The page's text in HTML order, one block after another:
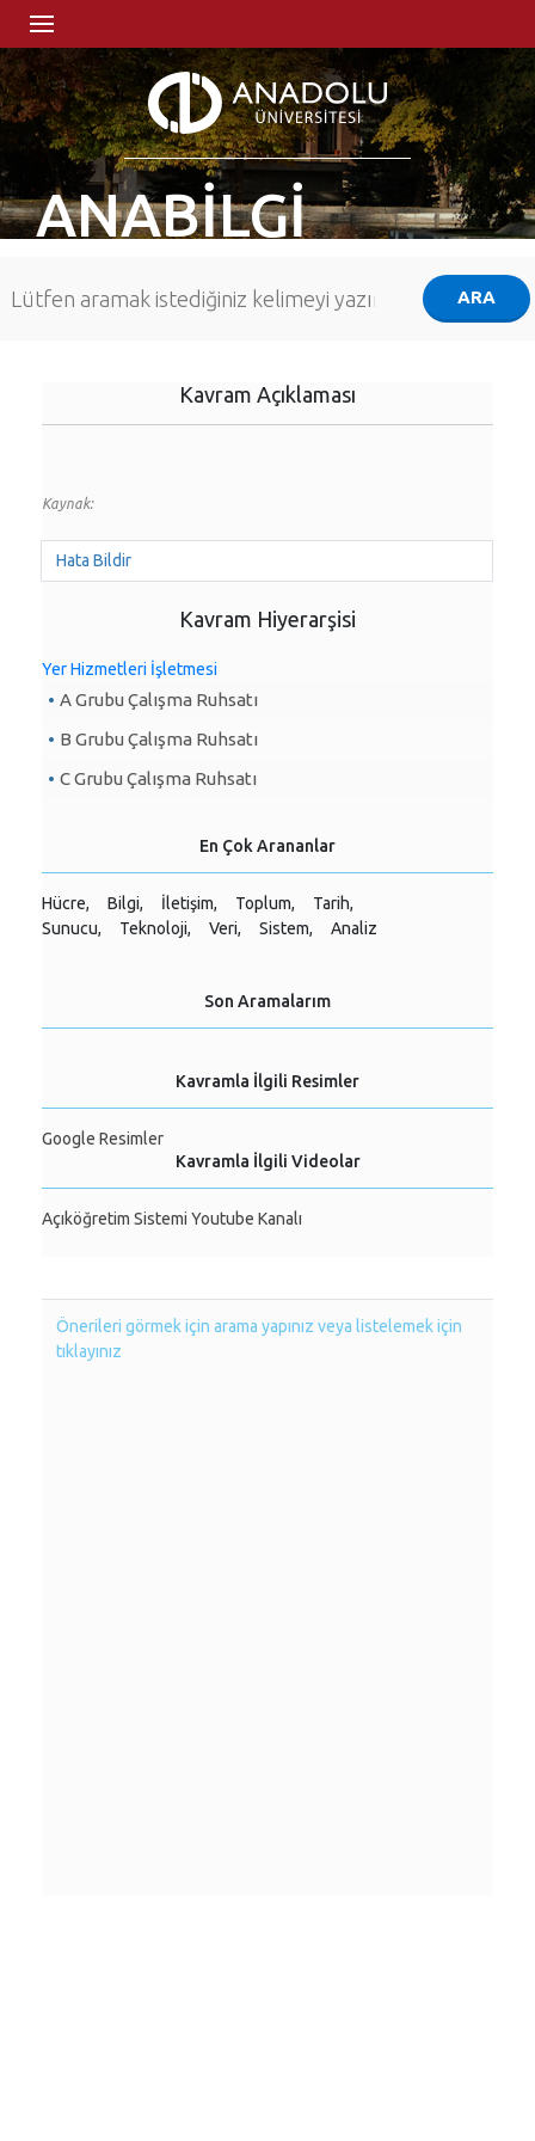
ANABİLGİ
Kavram Açıklaması
Kaynak:
Hata Bildir
Kavram Hiyerarşisi
Yer Hizmetleri İşletmesi
A Grubu Çalışma Ruhsatı
B Grubu Çalışma Ruhsatı
C Grubu Çalışma Ruhsatı
En Çok Arananlar
Hücre, Bilgi, İletişim, Toplum,
Tarih,
Sunucu,
Teknoloji, Veri, Sistem, Analiz
Son Aramalarım
Kavramla İlgili Resimler
Google Resimler
Kavramla İlgili Videolar
Açıköğretim Sistemi Youtube Kanalı
Önerileri görmek için arama yapınız veya listelemek için
tıklayınız